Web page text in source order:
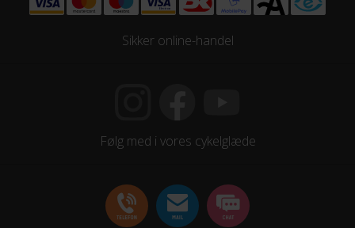
Affjedret forgaffel, Mekanisk affjedret
Sikker online-handel
Følg med i vores cykelglæde